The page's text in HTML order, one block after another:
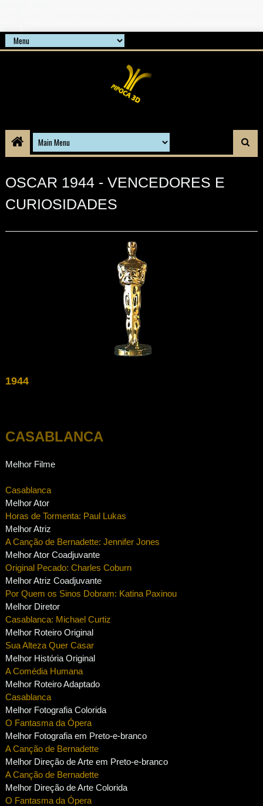
OSCAR 1944 - VENCEDORES E
CURIOSIDADES
1944
CASABLANCA
Melhor Filme
Casablanca
Melhor Ator
Horas de Tormenta: Paul Lukas
Melhor Atriz
A Canção de Bernadette: Jennifer Jones
Melhor Ator Coadjuvante
Original Pecado: Charles Coburn
Melhor Atriz Coadjuvante
Por Quem os Sinos Dobram: Katina Paxinou
Melhor Diretor
Casablanca: Michael Curtiz
Melhor Roteiro Original
Sua Alteza Quer Casar
Melhor História Original
A Comédia Humana
Melhor Roteiro Adaptado
Casablanca
Melhor Fotografia Colorida
O Fantasma da Ópera
Melhor Fotografia em Preto-e-branco
A Canção de Bernadette
Melhor Direção de Arte em Preto-e-branco
A Canção de Bernadette
Melhor Direção de Arte Colorida
O Fantasma da Ópera